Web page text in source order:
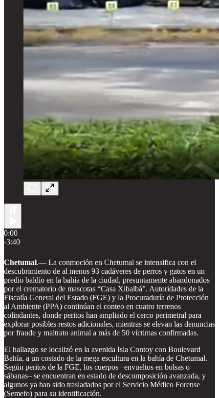
0:00
-3:40
Chetumal.— La conmoción en Chetumal se intensifica con el
descubrimiento de al menos 93 cadáveres de perros y gatos en un
predio baldío en la bahía de la ciudad, presuntamente abandonados
por el crematorio de mascotas “Casa Xibalbá”. Autoridades de la
Fiscalía General del Estado (FGE) y la Procuraduría de Protección
al Ambiente (PPA) continúan el conteo en cuatro terrenos
colindantes, donde peritos han ampliado el cerco perimetral para
explorar posibles restos adicionales, mientras se elevan las denuncias
por fraude y maltrato animal a más de 50 víctimas confirmadas.
El hallazgo se localizó en la avenida Isla Contoy con Boulevard
Bahía, a un costado de la mega escultura en la bahía de Chetumal.
Según peritos de la FGE, los cuerpos –envueltos en bolsas o
sábanas– se encuentran en estado de descomposición avanzada, y
algunos ya han sido trasladados por el Servicio Médico Forense
(Semefo) para su identificación.